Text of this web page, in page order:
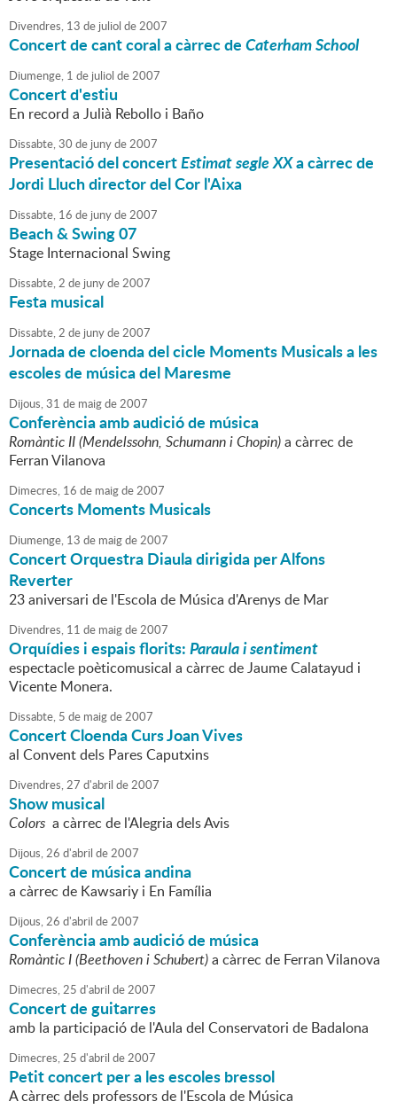
Divendres, 13 de juliol de2007
Concert de cant coral a càrrec deCaterham School
Diumenge, 1 de juliol de2007
Concert d'estiu
En record a Julià Rebollo i Baño
Dissabte,30 de junyde2007
Presentació del concertEstimat segle XXa càrrec de
Jordi Lluch director del Cor l'Aixa
Dissabte, 16 de junyde2007
Beach & Swing 07
Stage Internacional Swing
Dissabte,2 de junyde2007
Festa musical
Dissabte,2 de junyde2007
Jornada de cloenda del cicle Moments Musicals a les
escoles de música del Maresme
Dijous,31 de maigde2007
Conferència amb audició de música
Romàntic II (Mendelssohn, Schumann i Chopin)a càrrec de
Ferran Vilanova
Dimecres, 16 de maigde2007
Concerts Moments Musicals
Diumenge, 13 de maigde2007
Concert Orquestra Diaula dirigida per Alfons
Reverter
23 aniversari de l'Escola de Música d'Arenys de Mar
Divendres, 11 de maigde2007
Orquídies i espais florits:Paraula i sentiment
espectacle poèticomusical a càrrec de Jaume Calatayud i
Vicente Monera.
Dissabte, 5 de maigde2007
Concert Cloenda Curs Joan Vives
al Convent dels Pares Caputxins
Divendres,27 d'abril de2007
Show musical
Colors a càrrec de l'Alegria dels Avis
Dijous,26 d'abril de2007
Concert de música andina
a càrrec de Kawsariy i En Família
Dijous,26 d'abril de2007
Conferència amb audició de música
Romàntic I (Beethoven i Schubert)a càrrec de Ferran Vilanova
Dimecres,25 d'abril de2007
Concert de guitarres
amb la participació de l'Aula del Conservatori de Badalona
Dimecres,25 d'abril de2007
Petit concert per a les escoles bressol
A càrrec dels professors de l'Escola de Música